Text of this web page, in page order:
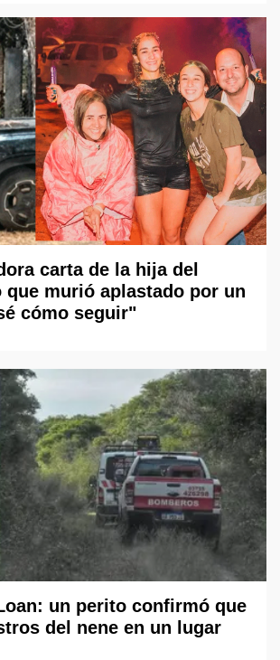
carta de la hija del
que murió aplastado por un
cómo seguir"
un perito confirmó que
del nene en un lugar